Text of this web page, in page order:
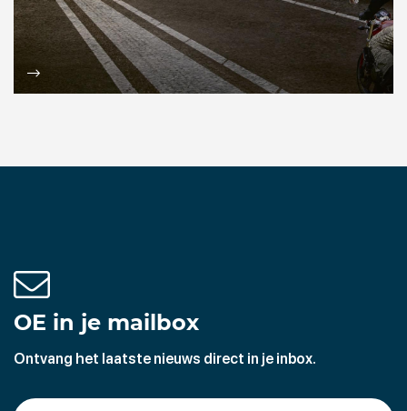
OE in je mailbox
Ontvang het laatste nieuws direct in je inbox.